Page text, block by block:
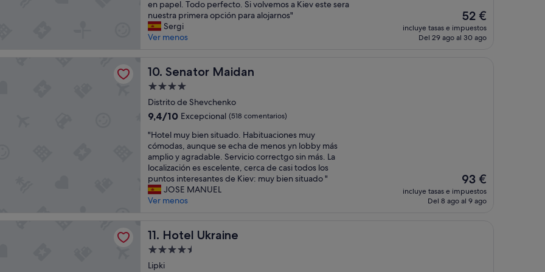
I
t
i
s
e
m
W
h
n
t
h
e
w
a
r
o
v
e
r
e
l
p
e
o
a
l
c
n
m
u
c
h
a
a
b
i
p
e
r
f
t
L
a
h
i
c
a
d
e
r
e
p
c
i
en papel. Todo perfecto. Si volvemos a Kiev este sera
nuestra primera opción para alojarnos"
Sergi
Ver menos
El
precio
actual
52 €
incluye tasas e impuestos
Del 29 ago al 30 ago
10. Senator Maidan
Senator Maidan
Alojamiento
de
4.0 estrellas
Distrito de Shevchenko
9.4
10,
Excepcional,
(518 comentarios)
9,4/10 Excepcional (518 comentarios)
"
H
o
t
e
l
m
b
e
n
"Hotel muy bien situado. Habituaciones muy
cómodas, aunque se echa de menos yn lobby más
amplio y agradable. Servicio correctgo sin más. La
localización es escelente, cerca de casi todos los
puntos interesantes de Kiev: muy bien situado "
JOSE MANUEL
Ver menos
El
precio
actual
93 €
incluye tasas e impuestos
Del 8 ago al 9 ago
11. Hotel Ukraine
Hotel Ukraine
Alojamiento
de
Lipki